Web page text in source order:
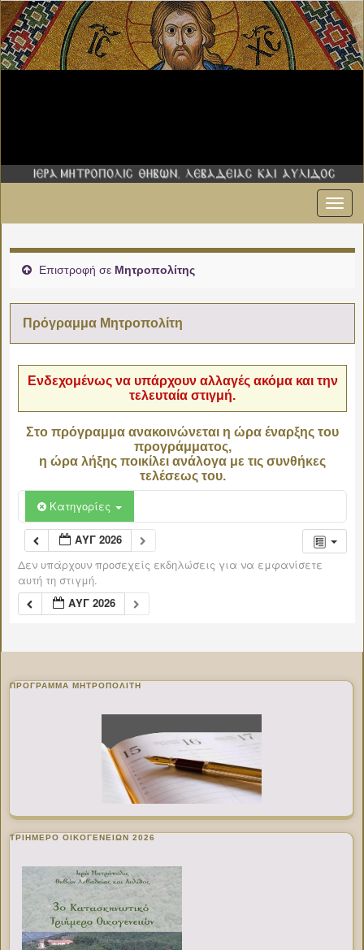
Επιστροφή σε Μητροπολίτης
Πρόγραμμα Μητροπολίτη
Ενδεχομένως να υπάρχουν αλλαγές ακόμα και την
τελευταία στιγμή.
Στο πρόγραμμα ανακοινώνεται η ώρα έναρξης του
προγράμματος,
η ώρα λήξης ποικίλει ανάλογα με τις συνθήκες
τελέσεως του.
Κατηγορίες
ΑΥΓ 2026
Δεν υπάρχουν προσεχείς εκδηλώσεις για να εμφανίσετε
αυτή τη στιγμή.
ΑΥΓ 2026
ΠΡΌΓΡΑΜΜΑ ΜΗΤΡΟΠΟΛΊΤΗ
ΤΡΙΗΜΕΡΟ ΟΙΚΟΓΕΝΕΙΩΝ 2026